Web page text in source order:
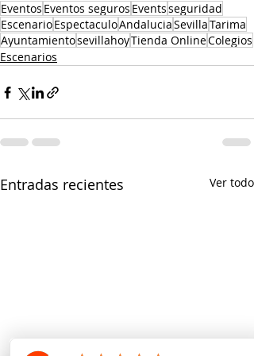
Eventos Eventos seguros Eventsseguridad
EscenarioEspectaculoAndaluciaSevillaTarima
AyuntamientosevillahoyTienda OnlineColegios
Escenarios
Entradas recientes Ver todo